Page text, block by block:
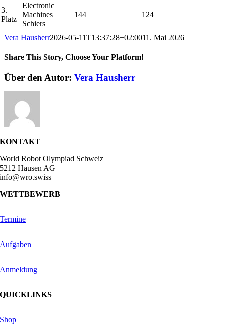
3.
Platz
Electronic
Machines
Schiers
144 124
Vera Hausherr2026-05-11T13:37:28+02:0011. Mai 2026|
Share This Story, Choose Your Platform!
Facebook
X
Reddit
LinkedIn
WhatsApp
Telegram
Tumblr
Pinterest
Vk
Xing
E-
Über den Autor: Vera Hausherr
KONTAKT
World Robot Olympiad Schweiz
5212 Hausen AG
info@wro.swiss
WETTBEWERB
Termine
Aufgaben
Anmeldung
QUICKLINKS
Shop